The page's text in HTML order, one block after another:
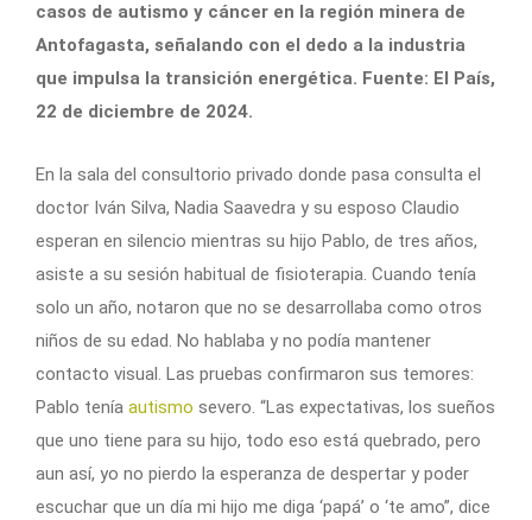
casos de autismo y cáncer en la región minera de
Antofagasta, señalando con el dedo a la industria
que impulsa la transición energética. Fuente: El País,
22 de diciembre de 2024.
En la sala del consultorio privado donde pasa consulta el
doctor Iván Silva, Nadia Saavedra y su esposo Claudio
esperan en silencio mientras su hijo Pablo, de tres años,
asiste a su sesión habitual de fisioterapia. Cuando tenía
solo un año, notaron que no se desarrollaba como otros
niños de su edad. No hablaba y no podía mantener
contacto visual. Las pruebas confirmaron sus temores:
Pablo tenía autismo severo. “Las expectativas, los sueños
que uno tiene para su hijo, todo eso está quebrado, pero
aun así, yo no pierdo la esperanza de despertar y poder
escuchar que un día mi hijo me diga ‘papá’ o ‘te amo”, dice